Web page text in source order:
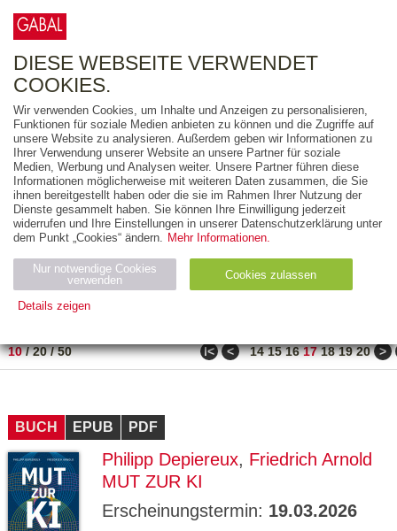
FREITEXT
AUSGABEART
AUS DER REIHE
ZUM THEMA
Neuerscheinung
Bestseller
PREIS
10/20/50 ǀ< < 14 15 16 17 18 19 20 >
BUCH EPUB PDF
Philipp Depiereux, Friedrich Arnold
MUT ZUR KI
Erscheinungstermin: 19.03.2026
DIESE WEBSEITE VERWENDET
COOKIES.
Wir verwenden Cookies, um Inhalte und Anzeigen zu personalisieren,
Funktionen für soziale Medien anbieten zu können und die Zugriffe auf
unsere Website zu analysieren. Außerdem geben wir Informationen zu
Ihrer Verwendung unserer Website an unsere Partner für soziale
Medien, Werbung und Analysen weiter. Unsere Partner führen diese
Informationen möglicherweise mit weiteren Daten zusammen, die Sie
ihnen bereitgestellt haben oder die sie im Rahmen Ihrer Nutzung der
Dienste gesammelt haben. Sie können Ihre Einwilligung jederzeit
widerrufen und Ihre Einstellungen in unserer Datenschutzerklärung unter
dem Punkt „Cookies“ ändern. Mehr Informationen.
Nur notwendige Cookies
verwenden
Cookies zulassen
Details zeigen
Name Zweck
ESSION
_ID
verlag.
de
Session verwendet
GV_CO
OKIES
gabal-
de
Speichert den Zustimmungsstatus des
Benutzers für Cookies auf der aktuellen
Domäne.
90
H
T